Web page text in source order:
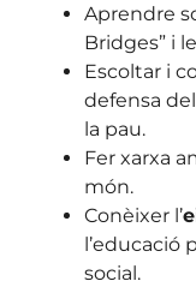
Aprendre
Bridges” i
Escoltar i
defensa
la pau.
Fer xarxa
món.
Conèixer l’
l’educació
social.